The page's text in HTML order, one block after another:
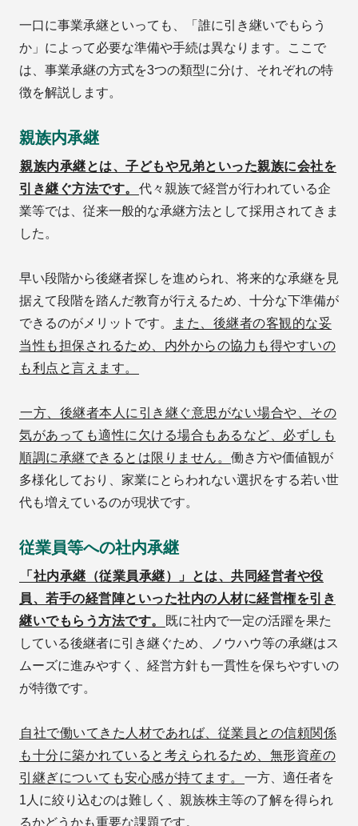
一口に事業承継といっても、「誰に引き継いでもらう
か」によって必要な準備や手続は異なります。ここで
は、事業承継の方式を3つの類型に分け、それぞれの特
徴を解説します。
親族内承継
親族内承継とは、子どもや兄弟といった親族に会社を
引き継ぐ方法です。 代々親族で経営が行われている企
業等では、従来一般的な承継方法として採用されてきま
した。
早い段階から後継者探しを進められ、将来的な承継を見
据えて段階を踏んだ教育が行えるため、十分な下準備が
できるのがメリットです。
また、後継者の客観的な妥
当性も担保されるため、内外からの協力も得やすいの
も利点と言えます。
一方、後継者本人に引き継ぐ意思がない場合や、その
気があっても適性に欠ける場合もあるなど、必ずしも
順調に承継できるとは限りません。 働き方や価値観が
多様化しており、家業にとらわれない選択をする若い世
代も増えているのが現状です。
従業員等への社内承継
「社内承継（従業員承継）」とは、共同経営者や役
員、若手の経営陣といった社内の人材に経営権を引き
継いでもらう方法です。
既に社内で一定の活躍を果た
している後継者に引き継ぐため、ノウハウ等の承継はス
ムーズに進みやすく、経営方針も一貫性を保ちやすいの
が特徴です。
自社で働いてきた人材であれば、従業員との信頼関係
も十分に築かれていると考えられるため、無形資産の
引継ぎについても安心感が持てます。 一方、適任者を
1人に絞り込むのは難しく、親族株主等の了解を得られ
るかどうかも重要な課題です。